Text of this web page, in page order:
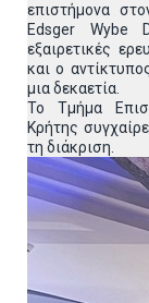
επιστήμονα
Edsger Wybe
εξαιρετικές
και ο
μια δεκαετία.
Το Τμήμα
Κρήτης
τη διάκριση.